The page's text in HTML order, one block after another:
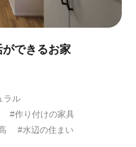
できるお家
ラル
#作り付けの家具
#水辺の住まい